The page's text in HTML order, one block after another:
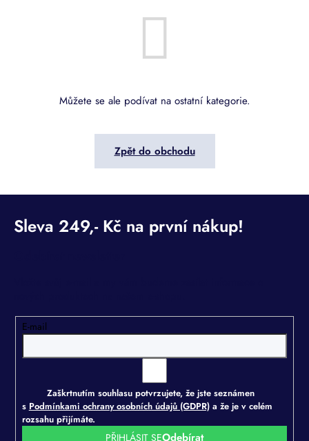
Můžete se ale podívat na ostatní kategorie.
Zpět do obchodu
E-mail
Zaškrtnutím souhlasu potvrzujete, že jste seznámen
s Podmínkami ochrany osobních údajů (GDPR)a že je v celém
rozsahu přijímáte.
PŘIHLÁSIT SE